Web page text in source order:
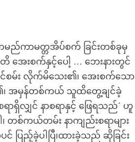
မည်ကာမတ္တအိပ်စက် ခြင်းတစ်ခုမှ
အေးစက်နှင့်ပေါ့ … ဘေးနားတွင်
င်စမ်း လိုက်မိသေး၏၊ အေးစက်သော
အမှန်တစ်ကယ် သူထိတွေ့ချင်ခဲ့
ရှိလျှင် နာစရာနှင့် ဖြေရသည်´ ဟူ
စ်ကယ်တမ်း နာကျည်းစရာများ
ည့်ခဲ့ပါပြီ၊ထားခဲ့သည် ဆိုခြင်း